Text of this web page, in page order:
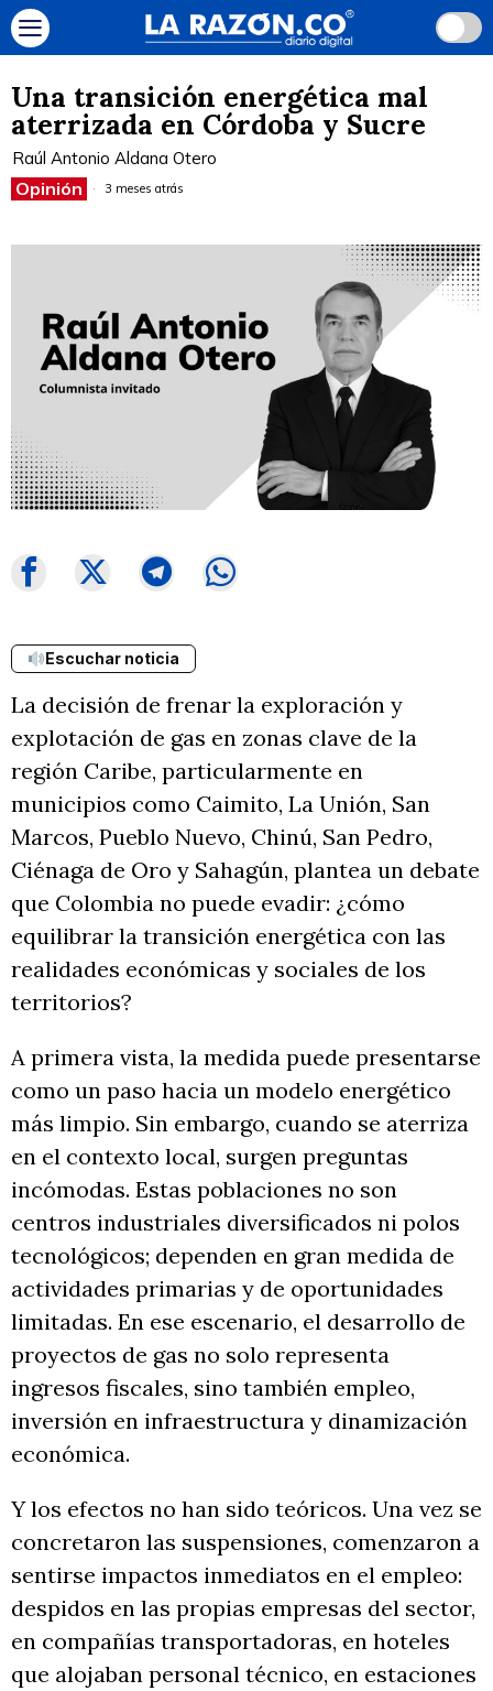
Una transición energética mal
aterrizada en Córdoba y Sucre
Raúl Antonio Aldana Otero
Opinión 3 meses atrás
Escuchar noticia
La decisión de frenar la exploración y
explotación de gas en zonas clave de la
región Caribe, particularmente en
municipios como Caimito, La Unión, San
Marcos, Pueblo Nuevo, Chinú, San Pedro,
Ciénaga de Oro y Sahagún, plantea un debate
que Colombia no puede evadir: ¿cómo
equilibrar la transición energética con las
realidades económicas y sociales de los
territorios?
A primera vista, la medida puede presentarse
como un paso hacia un modelo energético
más limpio. Sin embargo, cuando se aterriza
en el contexto local, surgen preguntas
incómodas. Estas poblaciones no son
centros industriales diversificados ni polos
tecnológicos; dependen en gran medida de
actividades primarias y de oportunidades
limitadas. En ese escenario, el desarrollo de
proyectos de gas no solo representa
ingresos fiscales, sino también empleo,
inversión en infraestructura y dinamización
económica.
Y los efectos no han sido teóricos. Una vez se
concretaron las suspensiones, comenzaron a
sentirse impactos inmediatos en el empleo:
despidos en las propias empresas del sector,
en compañías transportadoras, en hoteles
que alojaban personal técnico, en estaciones